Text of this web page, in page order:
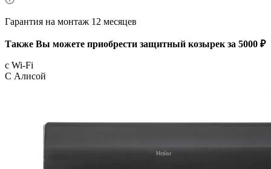
Гарантия на монтаж 12 месяцев
Также Вы можете приобрести защитный козырек за 5000 ₽
с Wi-Fi
С Алисой